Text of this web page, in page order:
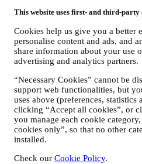
This website uses first- and third-party
Cookies help us give you a better
personalise content and ads, and
share information about your use
advertising and analytics partners.
“Necessary Cookies” cannot be
support web functionalities, but
uses above (preferences,
clicking “Accept all cookies”, or
you manage each cookie
cookies only”, so that no other
installed.
Check our Cookie Policy.
"Gegevensbeschermingswetten").
1. WANNEER EN WELK SOORT
VAN
“Persoonsgegevens” betekent alle
die ons in staat stelt om u te
combinatie met andere informatie.
Kinderen: Deze website is niet
verzamelen niet bewust gegevens
Wij kunnen persoonsgegevens van
website gebruikt (de "Website"), een
een Le Creuset-product koopt op de
Winkels (Signature Boutiques en
aanmeldt voor onze